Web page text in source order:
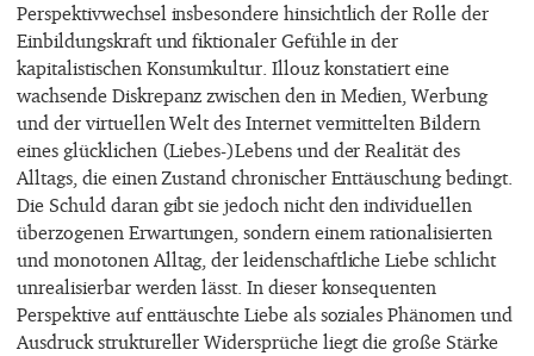
Perspektivwechsel insbesondere hinsichtlich der Rolle der
Einbildungskraft und fiktionaler Gefühle in der
kapitalistischen Konsumkultur. Illouz konstatiert eine
wachsende Diskrepanz zwischen den in Medien, Werbung
und der virtuellen Welt des Internet vermittelten Bildern
eines glücklichen (Liebes-)Lebens und der Realität des
Alltags, die einen Zustand chronischer Enttäuschung bedingt.
Die Schuld daran gibt sie jedoch nicht den individuellen
überzogenen Erwartungen, sondern einem rationalisierten
und monotonen Alltag, der leidenschaftliche Liebe schlicht
unrealisierbar werden lässt. In dieser konsequenten
Perspektive auf enttäuschte Liebe als soziales Phänomen und
Ausdruck struktureller Widersprüche liegt die große Stärke